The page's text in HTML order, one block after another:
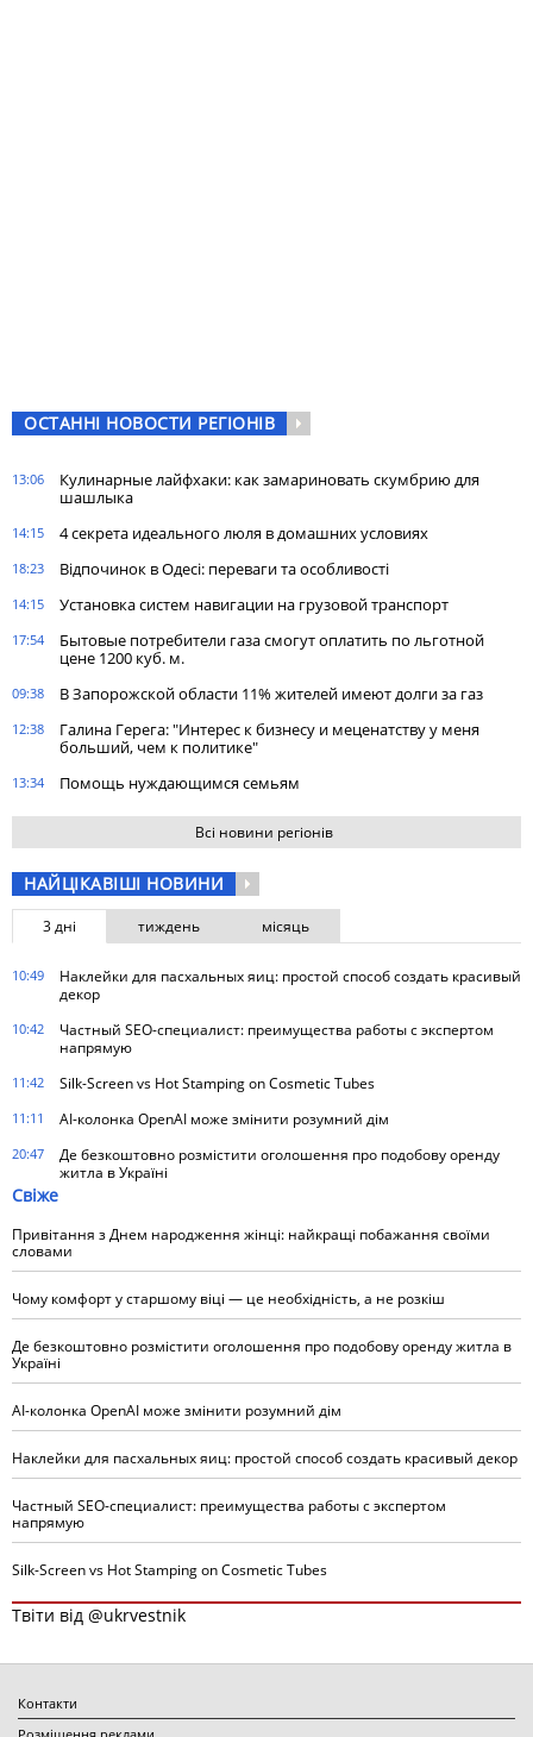
ОСТАННІ НОВОСТИ РЕГІОНІВ
13:06
Кулинарные лайфхаки: как замариновать скумбрию для
шашлыка
14:15 4 секрета идеального люля в домашних условиях
18:23 Відпочинок в Одесі: переваги та особливості
14:15 Установка систем навигации на грузовой транспорт
17:54
Бытовые потребители газа cмогут оплатить по льготной
цене 1200 куб. м.
09:38 В Запорожской области 11% жителей имеют долги за газ
12:38
Галина Герега: "Интерес к бизнесу и меценатству у меня
больший, чем к политике"
13:34 Помощь нуждающимся семьям
Всі новини регіонів
НАЙЦІКАВІШІ НОВИНИ
3 дні тиждень місяць
10:49
Наклейки для пасхальных яиц: простой способ создать красивый
декор
10:42
Частный SEO-специалист: преимущества работы с экспертом
напрямую
11:42 Silk-Screen vs Hot Stamping on Cosmetic Tubes
11:11 AI-колонка OpenAI може змінити розумний дім
20:47
Де безкоштовно розмістити оголошення про подобову оренду
житла в Україні
Свіже
Привітання з Днем народження жінці: найкращі побажання своїми
словами
Чому комфорт у старшому віці — це необхідність, а не розкіш
Де безкоштовно розмістити оголошення про подобову оренду житла в
Україні
AI-колонка OpenAI може змінити розумний дім
Наклейки для пасхальных яиц: простой способ создать красивый декор
Частный SEO-специалист: преимущества работы с экспертом
напрямую
Silk-Screen vs Hot Stamping on Cosmetic Tubes
Твіти від @ukrvestnik
Контакти